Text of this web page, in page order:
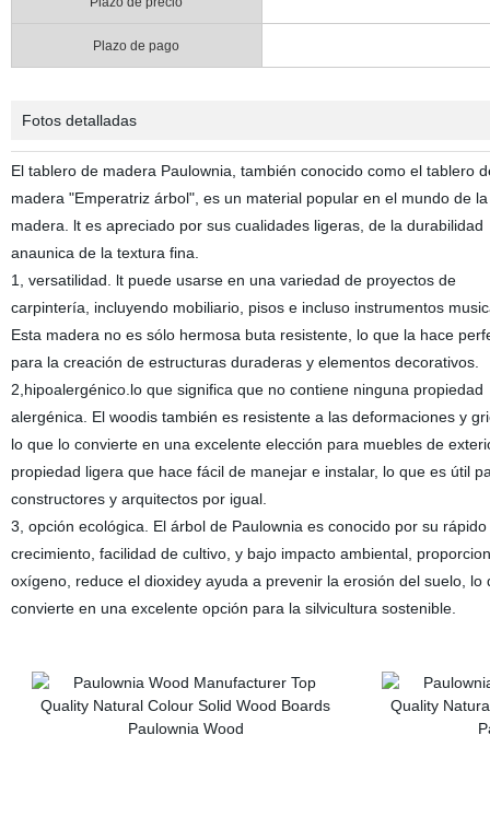
Plazo de pago
Fotos detalladas
El tablero de madera Paulownia, también conocido como el tablero
madera "Emperatriz árbol", es un material popular en el mundo de la
madera. lt es apreciado por sus cualidades ligeras, de la durabilidad
anaunica de la textura fina.
1, versatilidad. lt puede usarse en una variedad de proyectos de
carpintería, incluyendo mobiliario, pisos e incluso instrumentos
Esta madera no es sólo hermosa buta resistente, lo que la hace
para la creación de estructuras duraderas y elementos decorativos.
2,hipoalergénico.lo que significa que no contiene ninguna propiedad
alergénica. El woodis también es resistente a las deformaciones y
lo que lo convierte en una excelente elección para muebles de
propiedad ligera que hace fácil de manejar e instalar, lo que es útil
constructores y arquitectos por igual.
3, opción ecológica. El árbol de Paulownia es conocido por su rápido
crecimiento, facilidad de cultivo, y bajo impacto ambiental,
oxígeno, reduce el dioxidey ayuda a prevenir la erosión del suelo, lo
convierte en una excelente opción para la silvicultura sostenible.